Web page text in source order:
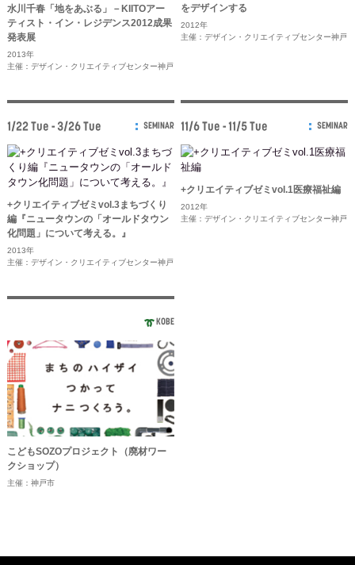
水川千春「地をあぶる」－KIITOアー
ティスト・イン・レジデンス2012成果
発表展
2013年
主催：デザイン・クリエイティブセンター神戸
をデザインする
2012年
主催：デザイン・クリエイティブセンター神戸
1/22 Tue - 3/26 Tue SEMINAR
+クリエイティブゼミvol.3まちづくり
編『ニュータウンの「オールドタウン
化問題」について考える。』
2013年
主催：デザイン・クリエイティブセンター神戸
11/6 Tue - 11/5 Tue SEMINAR
+クリエイティブゼミvol.1医療福祉編
2012年
主催：デザイン・クリエイティブセンター神戸
KOBE
こどもSOZOプロジェクト（廃材ワー
クショップ）
主催：神戸市